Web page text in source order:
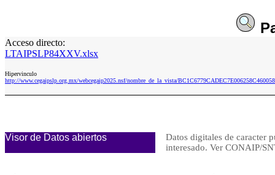
Acceso directo:
LTAIPSLP84XXV.xlsx
Hipervinculo
http://www.cegaipslp.org.mx/webcegaip2025.nsf/nombre_de_la_vista/
Visor de Datos abiertos
Datos digitales de caracter
interesado. Ver CONAIP/